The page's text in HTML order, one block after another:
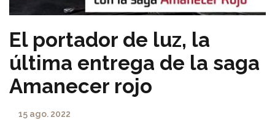
El portador de luz, la
última entrega de la saga
Amanecer rojo
15 ago. 2022